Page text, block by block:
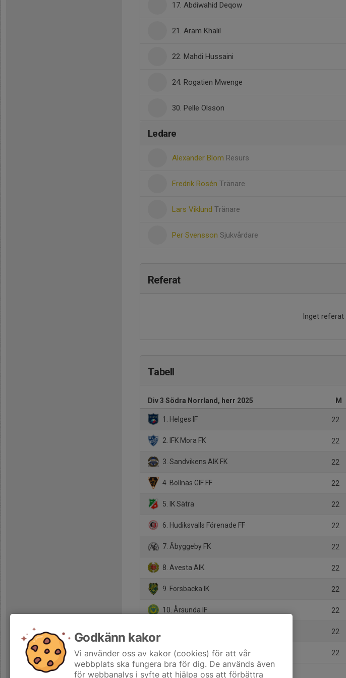
17. Abdiwahid Deqow
21. Aram Khalil
22. Mahdi Hussaini
24. Rogatien Mwenge
30. Pelle Olsson
Ledare
Alexander Blom Resurs
Fredrik Rosén Tränare
Lars Viklund Tränare
Per Svensson Sjukvårdare
Referat
Inget referat
Tabell
Div 3 Södra Norrland, herr 2025 M
1. Helges IF 22
2. IFK Mora FK 22
3. Sandvikens AIK FK 22
4. Bollnäs GIF FF 22
5. IK Sätra 22
6. Hudiksvalls Förenade FF 22
7. Åbyggeby FK 22
8. Avesta AIK 22
9. Forsbacka IK 22
10. Årsunda IF 22
22
12. Söderhamns FF 22
Godkänn kakor
Vi använder oss av kakor (cookies) för att vår
webbplats ska fungera bra för dig. De används även
för webbanalys i syfte att hjälpa oss att förbättra